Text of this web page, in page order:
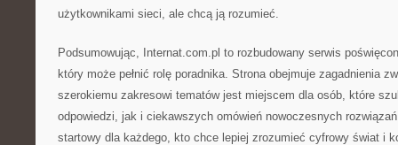
użytkownikami sieci, ale chcą ją rozumieć.
Podsumowując, Internat.com.pl to rozbudowany serwis
który może pełnić rolę poradnika. Strona obejmuje zagadnienia
szerokiemu zakresowi tematów jest miejscem dla osób, które
odpowiedzi, jak i ciekawszych omówień nowoczesnych
startowy dla każdego, kto chce lepiej zrozumieć cyfrowy świat i